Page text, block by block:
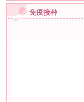
免疫接种